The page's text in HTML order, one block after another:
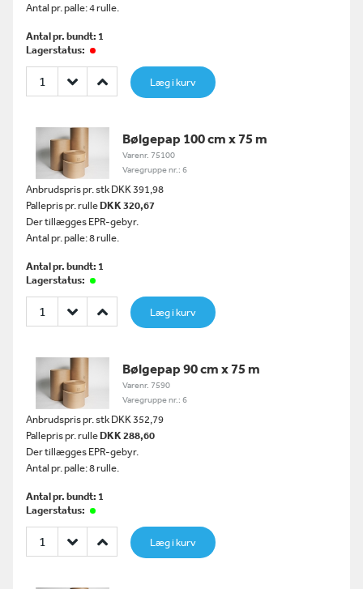
Antal pr. palle: 4 rulle.
Antal pr. bundt: 1
Lagerstatus:
Læg i kurv
Bølgepap 100 cm x 75 m
Varenr. 75100
Varegruppe nr.: 6
Anbrudspris pr. stk DKK 391,98
Pallepris pr. rulleDKK 320,67
Der tillægges EPR-gebyr.
Antal pr. palle: 8 rulle.
Antal pr. bundt: 1
Lagerstatus:
Læg i kurv
Bølgepap 90 cm x 75 m
Varenr. 7590
Varegruppe nr.: 6
Anbrudspris pr. stk DKK 352,79
Pallepris pr. rulleDKK 288,60
Der tillægges EPR-gebyr.
Antal pr. palle: 8 rulle.
Antal pr. bundt: 1
Lagerstatus:
Læg i kurv